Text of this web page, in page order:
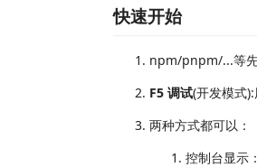
快速开始
npm/pnpm/...等先
F5 调试(开发模式
两种方式都可以：
控制台显示：